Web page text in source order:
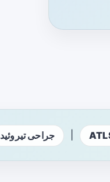
جراحی تیروئید